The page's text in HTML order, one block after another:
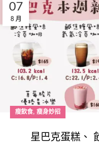
07
8 月
瘦飲食, 瘦身妙招
星巴克蛋糕、